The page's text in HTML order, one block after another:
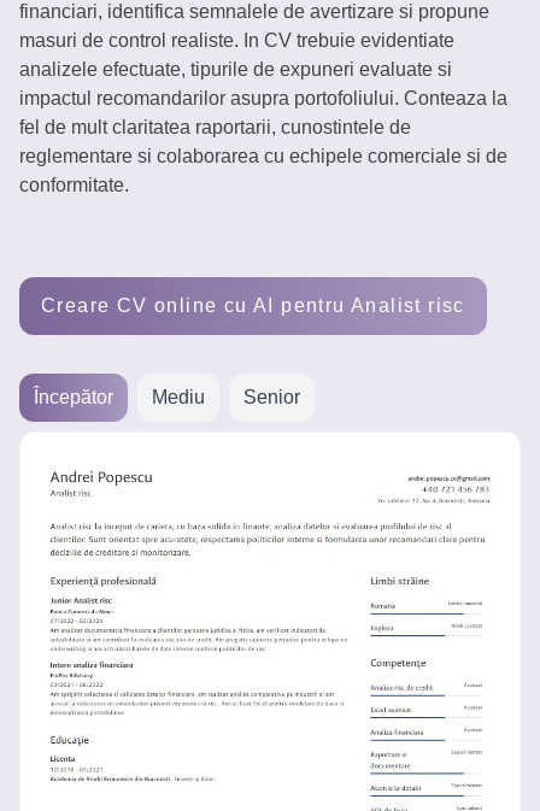
Instrumente
Gratuite
Creează
un CV
financiari, identifica semnalele de avertizare si propune
masuri de control realiste. In CV trebuie evidentiate
analizele efectuate, tipurile de expuneri evaluate si
impactul recomandarilor asupra portofoliului. Conteaza la
fel de mult claritatea raportarii, cunostintele de
reglementare si colaborarea cu echipele comerciale si de
conformitate.
Creare CV online cu AI pentru Analist risc
Începător Mediu Senior